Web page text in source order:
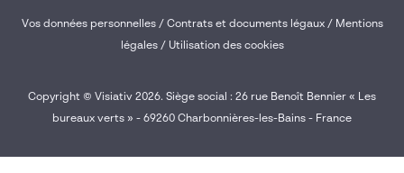
Copyright © Visiativ 2026. Siège social : 26 rue Benoît Bennier « Les
bureaux verts » - 69260 Charbonnières-les-Bains - France
Vos données personnelles/ Contrats et documents légaux/ Mentions
légales / Utilisation des cookies